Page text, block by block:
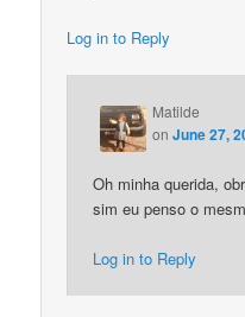
Log in to Reply
Matilde
onJune 27,
Oh minha querida,
sim eu penso o
Log in to Reply